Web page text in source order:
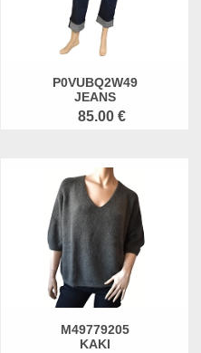
P0VUBQ2W49
JEANS
85.00 €
M49779205
KAKI